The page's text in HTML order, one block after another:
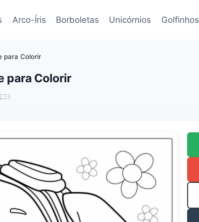
Arco-Íris Borboletas Unicórnios Golfinhos
para Colorir
para Colorir
3